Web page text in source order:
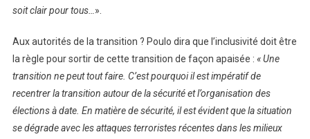
soit clair pour tous…».
Aux autorités de la transition ? Poulo dira que l’inclusivité doit être
la règle pour sortir de cette transition de façon apaisée : « Une
transition ne peut tout faire. C’est pourquoi il est impératif de
recentrer la transition autour de la sécurité et l’organisation des
élections à date. En matière de sécurité, il est évident que la situation
se dégrade avec les attaques terroristes récentes dans les milieux